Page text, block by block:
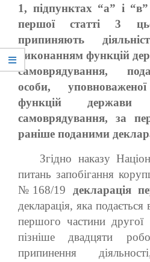
1, підпунктах “а” і “в”
першої статті 3
припиняють
виконанням функцій
самоврядування,
особи,
функцій держави
самоврядування, за
раніше поданими
Згідно наказу
питань запобігання
№168/19 декларація
декларація, яка
першого частини другої
пізніше двадцяти
припинення